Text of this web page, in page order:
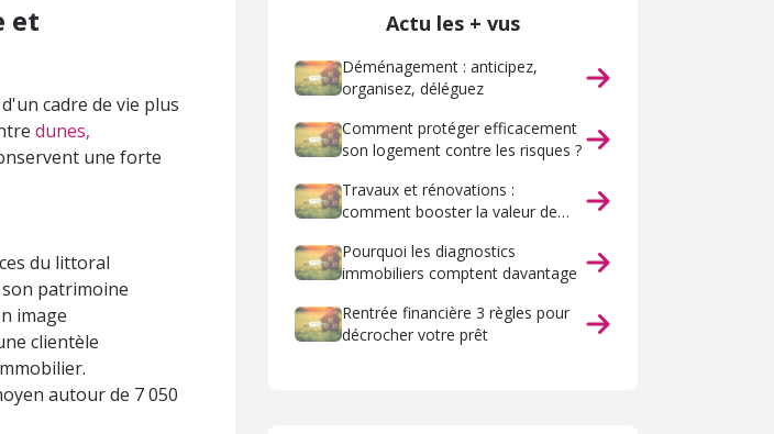
et
cadre de vie plus
dunes,
une forte
du littoral
patrimoine
image
clientèle
autour de 7 050
Actu les + vus
Déménagement : anticipez,
organisez, déléguez
Comment protéger efficacement
son logement contre les risques ?
Travaux et rénovations :
comment booster la valeur de
Pourquoi les diagnostics
immobiliers comptent davantage
Rentrée financière 3 règles pour
décrocher votre prêt